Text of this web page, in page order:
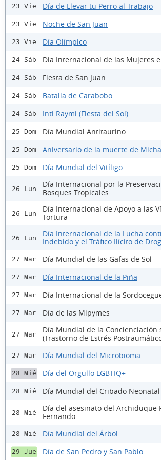
23 Vie Día de Llevar tu Perro al Trabajo
23 Vie Noche de San Juan
23 Vie Día Olímpico
24 Sáb Dia Internacional de las Mujeres
24 Sáb Fiesta de San Juan
24 Sáb Batalla de Carabobo
24 Sáb Inti Raymi (Fiesta del Sol)
25 Dom Día Mundial Antitaurino
25 Dom Aniversario de la muerte de
25 Dom Día Mundial del Vitíligo
26 Lun
Día Internacional por la
Bosques Tropicales
26 Lun
Día Internacional de Apoyo a las
Tortura
26 Lun
Día Internacional de la Lucha
Indebido y el Tráfico Ilícito de
27 Mar Día Mundial de las Gafas de Sol
27 Mar Día Internacional de la Piña
27 Mar Día Internacional de la
27 Mar Día de las Mipymes
27 Mar
Día Mundial de la Concienciación
(Trastorno de Estrés
27 Mar Día Mundial del Microbioma
28 Mié Día del Orgullo LGBTIQ+
28 Mié Día Mundial del Cribado Neonatal
28 Mié
Día del asesinato del Archiduque
Fernando
28 Mié Día Mundial del Árbol
29 Jue Día de San Pedro y San Pablo